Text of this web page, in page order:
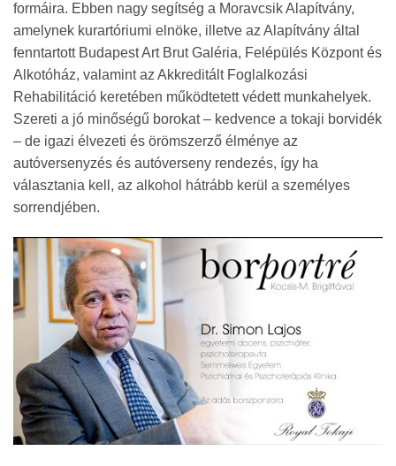
formáira. Ebben nagy segítség a Moravcsik Alapítvány,
amelynek kurartóriumi elnöke, illetve az Alapítvány által
fenntartott Budapest Art Brut Galéria, Felépülés Központ és
Alkotóház, valamint az Akkreditált Foglalkozási
Rehabilitáció keretében működtetett védett munkahelyek.
Szereti a jó minőségű borokat – kedvence a tokaji borvidék
– de igazi élvezeti és örömszerző élménye az
autóversenyzés és autóverseny rendezés, így ha
választania kell, az alkohol hátrább kerül a személyes
sorrendjében.